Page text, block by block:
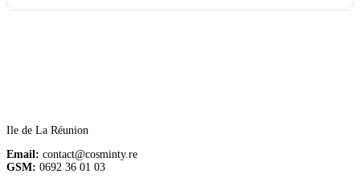
Ile de La Réunion
Email: contact@cosminty.re
GSM: 0692 36 01 03